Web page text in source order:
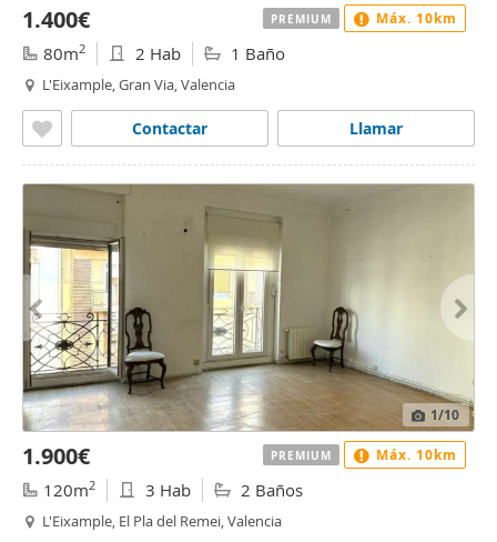
1.400€
80m2 2 Hab 1 Baño
L'Eixample, Gran Via, Valencia
Llamar
Contactar
PREMIUM Máx. 10km
1/10
1.900€
120m2 3 Hab 2 Baños
L'Eixample, El Pla del Remei, Valencia
PREMIUM Máx. 10km